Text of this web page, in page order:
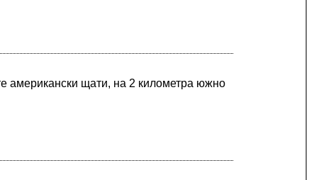
американски щати, на 2 километра южно